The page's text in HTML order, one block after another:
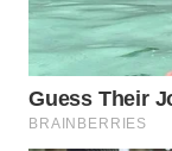
WN
LIKUPANG
WN
LABUANBAJO